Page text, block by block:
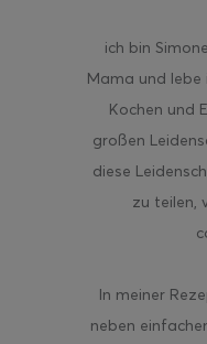
ich bin
Mama und lebe
Kochen und
großen
diese
zu teilen,
In meiner
neben